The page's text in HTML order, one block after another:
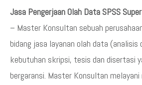
Jasa Pengerjaan Olah Data SPSS
– Master Konsultan sebuah
bidang jasa layanan olah data
kebutuhan skripsi, tesis dan disertasi
bergaransi. Master Konsultan